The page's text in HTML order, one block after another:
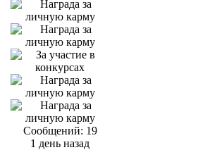
Сообщений: 19
1 день назад